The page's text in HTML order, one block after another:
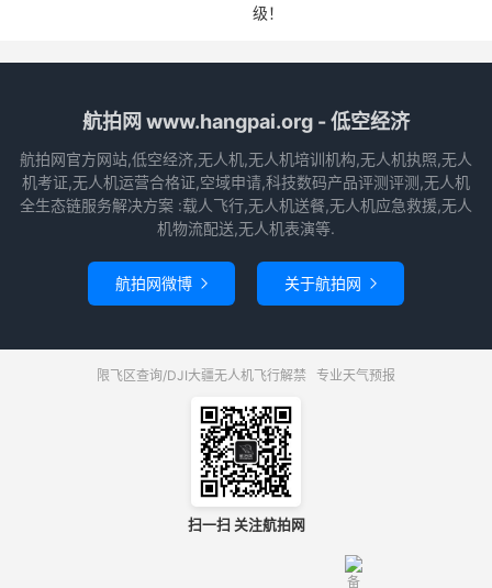
级！
航拍网 www.hangpai.org - 低空经济
航拍网官方网站,低空经济,无人机,无人机培训机构,无人机执照,无人
机考证,无人机运营合格证,空域申请,科技数码产品评测评测,无人机
全生态链服务解决方案 :载人飞行,无人机送餐,无人机应急救援,无人
机物流配送,无人机表演等.
航拍网微博  关于航拍网 
限飞区查询/DJI大疆无人机飞行解禁 专业天气预报
扫一扫 关注航拍网